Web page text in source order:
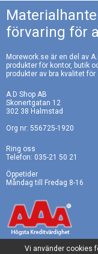
förvaring för
Morework.se är en del av
produkter för kontor, butik
produkter av bra kvalitet
A.D Shop AB
Skonertgatan 12
302 38 Halmstad
Org nr: 556725-1920
Ring oss
Telefon: 035-21 50 21
Öppetider
Måndag till Fredag 8-16
Vi använder cookies